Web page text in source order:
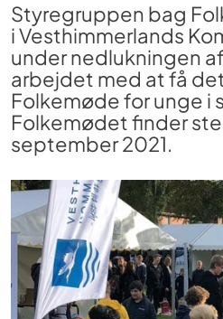
Styregruppen bag
i Vesthimmerlands
under nedlukningen
arbejdet med at få
Folkemøde for unge i
Folkemødet finder
september 2021.